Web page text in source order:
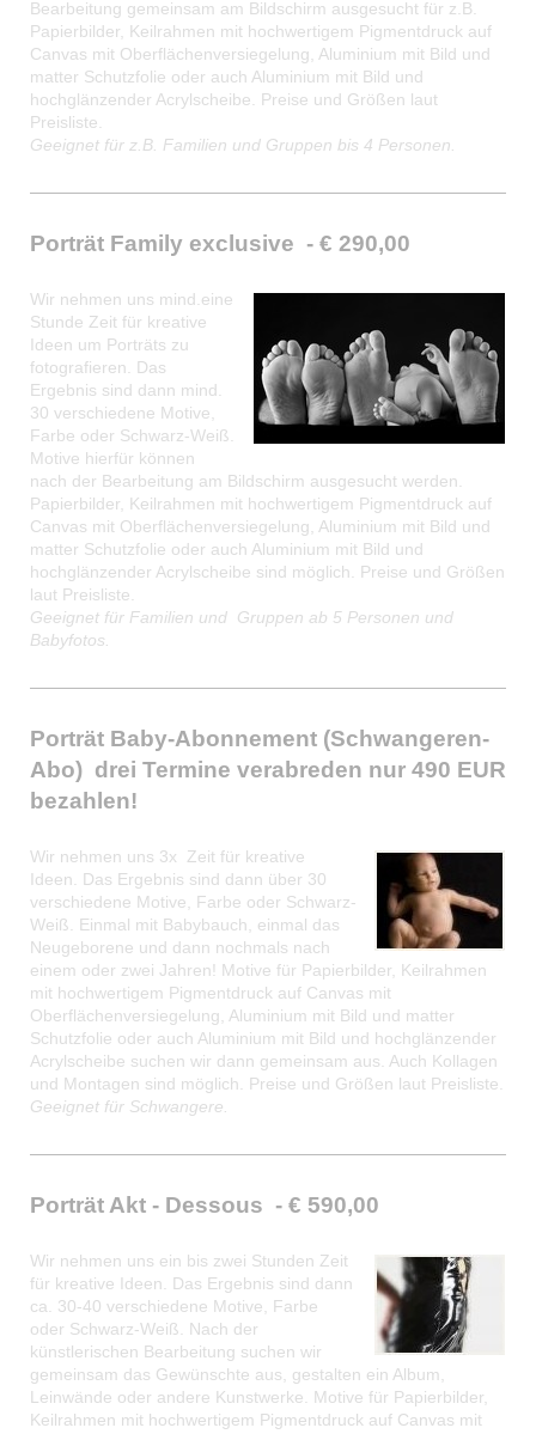
Bearbeitung gemeinsam am Bildschirm ausgesucht für z.B.
Papierbilder, Keilrahmen mit hochwertigem Pigmentdruck auf
Canvas mit Oberflächenversiegelung, Aluminium mit Bild und
matter Schutzfolie oder auch Aluminium mit Bild und
hochglänzender Acrylscheibe. Preise und Größen laut
Preisliste.
Geeignet für z.B. Familien und Gruppen bis 4 Personen.
Porträt Family exclusive - € 290,00
Wir nehmen uns mind.eine
Stunde Zeit für kreative
Ideen um Porträts zu
fotografieren. Das
Ergebnis sind dann mind.
30 verschiedene Motive,
Farbe oder Schwarz-Weiß.
Motive hierfür können
nach der Bearbeitung am Bildschirm ausgesucht werden.
Papierbilder, Keilrahmen mit hochwertigem Pigmentdruck auf
Canvas mit Oberflächenversiegelung, Aluminium mit Bild und
matter Schutzfolie oder auch Aluminium mit Bild und
hochglänzender Acrylscheibe sind möglich. Preise und Größen
laut Preisliste.
Geeignet für Familien und Gruppen ab 5 Personen und
Babyfotos.
Porträt Baby-Abonnement (Schwangeren-
Abo) drei Termine verabreden nur 490 EUR
bezahlen!
Wir nehmen uns 3x Zeit für kreative
Ideen. Das Ergebnis sind dann über 30
verschiedene Motive, Farbe oder Schwarz-
Weiß. Einmal mit Babybauch, einmal das
Neugeborene und dann nochmals nach
einem oder zwei Jahren! Motive für Papierbilder, Keilrahmen
mit hochwertigem Pigmentdruck auf Canvas mit
Oberflächenversiegelung, Aluminium mit Bild und matter
Schutzfolie oder auch Aluminium mit Bild und hochglänzender
Acrylscheibe suchen wir dann gemeinsam aus. Auch Kollagen
und Montagen sind möglich. Preise und Größen laut Preisliste.
Geeignet für Schwangere.
Porträt Akt - Dessous - € 590,00
Wir nehmen uns ein bis zwei Stunden Zeit
für kreative Ideen. Das Ergebnis sind dann
ca. 30-40 verschiedene Motive, Farbe
oder Schwarz-Weiß. Nach der
künstlerischen Bearbeitung suchen wir
gemeinsam das Gewünschte aus, gestalten ein Album,
Leinwände oder andere Kunstwerke. Motive für Papierbilder,
Keilrahmen mit hochwertigem Pigmentdruck auf Canvas mit